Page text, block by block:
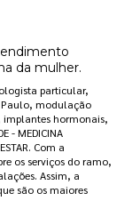
da mulher.
particular,
modulação
hormonais,
- MEDICINA
Com a
os serviços do ramo,
Assim, a
são os maiores